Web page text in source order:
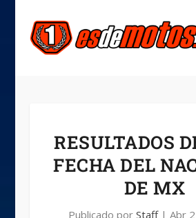
RESULTADOS
FECHA DEL
DE MX
Publicado por Staff| Abr